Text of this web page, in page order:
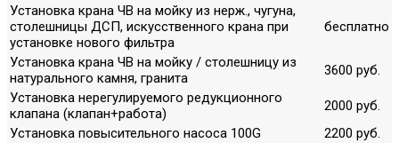
Установка крана ЧВ на мойку из нерж., чугуна,
столешницы ДСП, искусственного крана при
установке нового фильтра
бесплатно
Установка крана ЧВ на мойку / столешницу из
натурального камня, гранита
3600 руб.
Установка нерегулируемого редукционного
клапана (клапан+работа)
2000 руб.
Установка повысительного насоса 100G
2200 руб.